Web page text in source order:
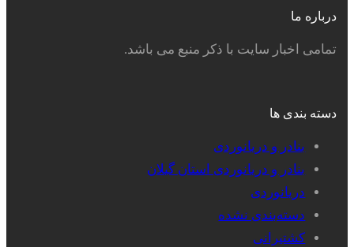
درباره ما
تمامی اخبار سایت با ذکر منبع می باشد.
دسته بندی ها
بنادر و دریانوردی
بنادر و دریانوردی استان گیلان
دریانوردی
دسته‌بندی نشده
کشتیرانی